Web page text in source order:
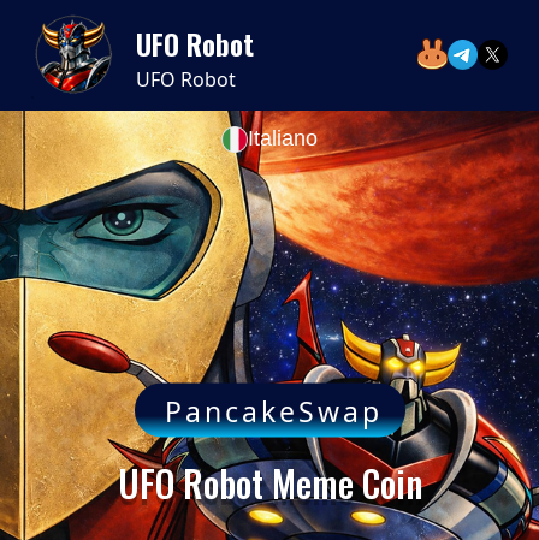
Italiano
UFO Robot
UFO Robot
UFO Robot Meme Coin
PancakeSwap